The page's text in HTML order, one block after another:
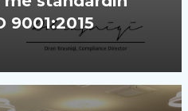
9001:2015